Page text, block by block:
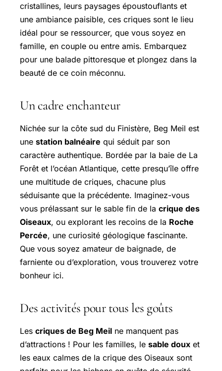
cristallines, leurs paysages époustouflants et
une ambiance paisible, ces criques sont le lieu
idéal pour se ressourcer, que vous soyez en
famille, en couple ou entre amis. Embarquez
pour une balade pittoresque et plongez dans la
beauté de ce coin méconnu.
Un cadre enchanteur
Nichée sur la côte sud du Finistère, Beg Meil est
une station balnéaire qui séduit par son
caractère authentique. Bordée par la baie de La
Forêt et l’océan Atlantique, cette presqu’île offre
une multitude de criques, chacune plus
séduisante que la précédente. Imaginez-vous
vous prélassant sur le sable fin de la crique des
Oiseaux, ou explorant les recoins de la Roche
Percée, une curiosité géologique fascinante.
Que vous soyez amateur de baignade, de
farniente ou d’exploration, vous trouverez votre
bonheur ici.
Des activités pour tous les goûts
Les criques de Beg Meil ne manquent pas
d’attractions ! Pour les familles, le sable doux et
les eaux calmes de la crique des Oiseaux sont